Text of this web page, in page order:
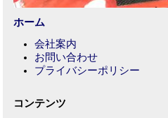
ホーム
会社案内
お問い合わせ
プライバシーポリシー
コンテンツ